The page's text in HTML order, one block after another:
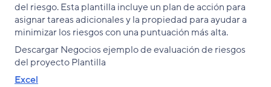
del riesgo. Esta plantilla incluye un plan de acción para
asignar tareas adicionales y la propiedad para ayudar a
minimizar los riesgos con una puntuación más alta.
Descargar Negocios ejemplo de evaluación de riesgos
del proyecto Plantilla
Excel